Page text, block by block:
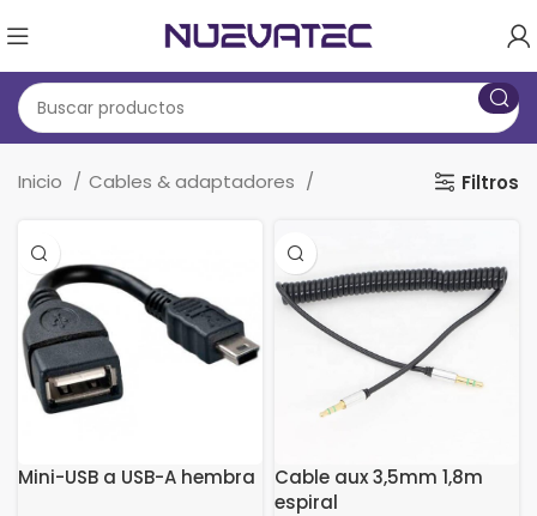
Inicio Cables & adaptadores Filtros
Mini-USB a USB-A hembra
Cable aux 3,5mm 1,8m
espiral